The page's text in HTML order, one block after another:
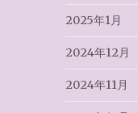
2025年1月
2024年12月
2024年11月